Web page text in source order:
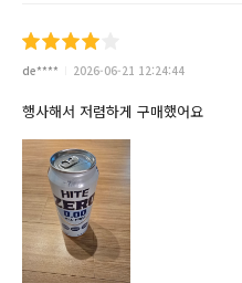
de**** 2026-06-21 12:24:44
행사해서 저렴하게 구매했어요